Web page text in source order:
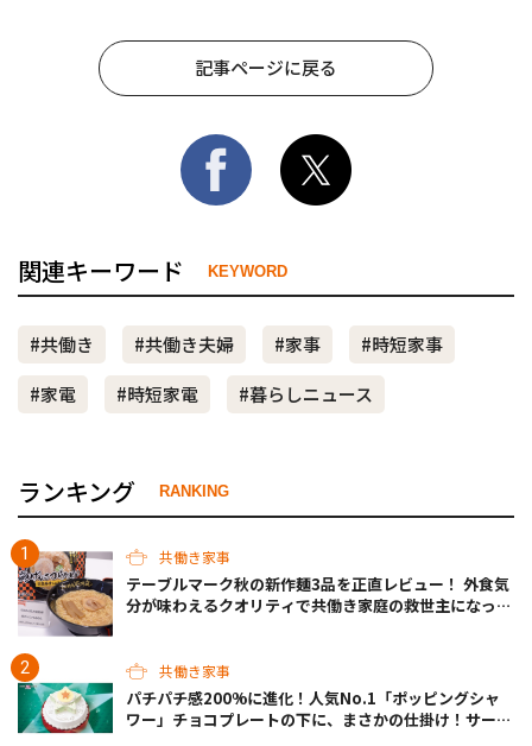
記事ページに戻る
関連キーワード KEYWORD
#共働き #共働き夫婦 #家事
#時短家事
#家電
#時短家電 #暮らしニュース
ランキング RANKING
共働き家事
テーブルマーク秋の新作麺3品を正直レビュー！ 外食気
分が味わえるクオリティで共働き家庭の救世主になって
共働き家事
パチパチ感200%に進化！人気No.1「ポッピングシャ
ワー」チョコプレートの下に、まさかの仕掛け！サーテ